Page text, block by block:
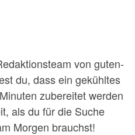
von guten-
du, dass ein gekühltes
zubereitet werden
als du für die Suche
Morgen brauchst!